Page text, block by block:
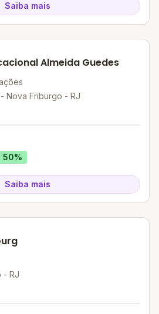
Saiba mais
Almeida Guedes
Nova Friburgo - RJ
50%
Saiba mais
- RJ